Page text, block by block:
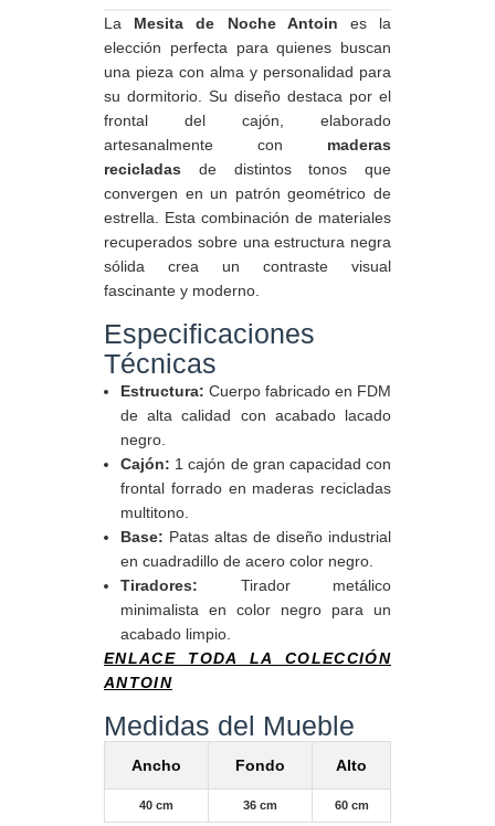
La Mesita de Noche Antoin es la
elección perfecta para quienes buscan
una pieza con alma y personalidad para
su dormitorio. Su diseño destaca por el
frontal del cajón, elaborado
artesanalmente con maderas
recicladas de distintos tonos que
convergen en un patrón geométrico de
estrella. Esta combinación de materiales
recuperados sobre una estructura negra
sólida crea un contraste visual
fascinante y moderno.
Especificaciones
Técnicas
Estructura: Cuerpo fabricado en FDM
de alta calidad con acabado lacado
negro.
Cajón: 1 cajón de gran capacidad con
frontal forrado en maderas recicladas
multitono.
Base: Patas altas de diseño industrial
en cuadradillo de acero color negro.
Tiradores: Tirador metálico
minimalista en color negro para un
acabado limpio.
ENLACE TODA LA COLECCIÓN
ANTOIN
Medidas del Mueble
Ancho Fondo Alto
40 cm 36 cm 60 cm